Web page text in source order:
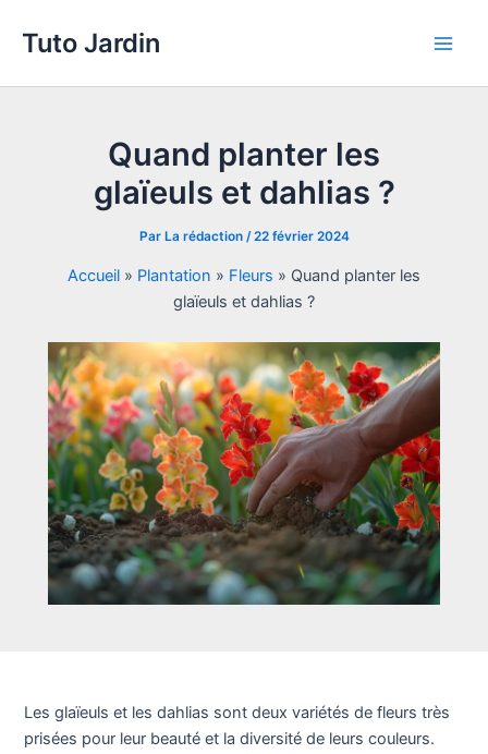
Tuto Jardin
Quand planter les
glaïeuls et dahlias ?
Par La rédaction /22 février 2024
Accueil » Plantation » Fleurs » Quand planter les
glaïeuls et dahlias ?
Les glaïeuls et les dahlias sont deux variétés de fleurs très
prisées pour leur beauté et la diversité de leurs couleurs.